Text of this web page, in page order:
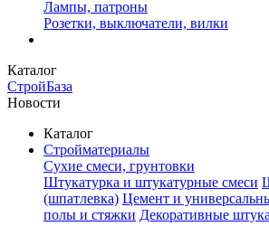
Лампы, патроны
Розетки, выключатели, вилки
Каталог
СтройБаза
Новости
Каталог
Стройматериалы
Сухие смеси, грунтовки
Штукатурка и штукатурные смеси
(шпатлевка) Цемент и
полы и стяжки Декоративные